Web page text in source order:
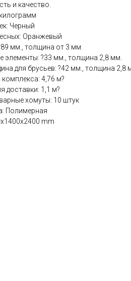
и качество.
Черный
Оранжевый
мм., толщина от 3 мм.
элементы: ?33 мм., толщина 2,8 мм.
для брусьев: ?42 мм., толщина 2,8
4,76 м?
доставки: 1,1 м?
хомуты: 10 штук
Полимерная
mm